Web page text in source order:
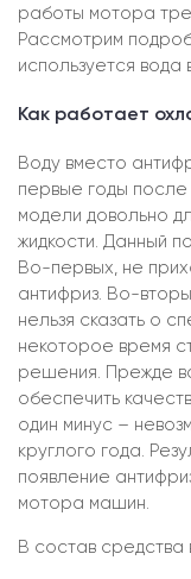
работы мотора
Рассмотрим
используется вода
Как работает
Воду вместо
первые годы
модели довольно
жидкости. Данный
Во-первых, не
антифриз. Во-
нельзя сказать о
некоторое время
решения. Прежде
обеспечить
один минус –
круглого года.
появление
мотора машин.
В состав средства